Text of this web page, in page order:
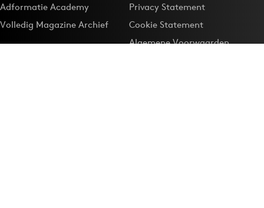
Adformatie Academy
Volledig Magazine Archief
Privacy Statement
Cookie Statement
Algemene Voorwaarden